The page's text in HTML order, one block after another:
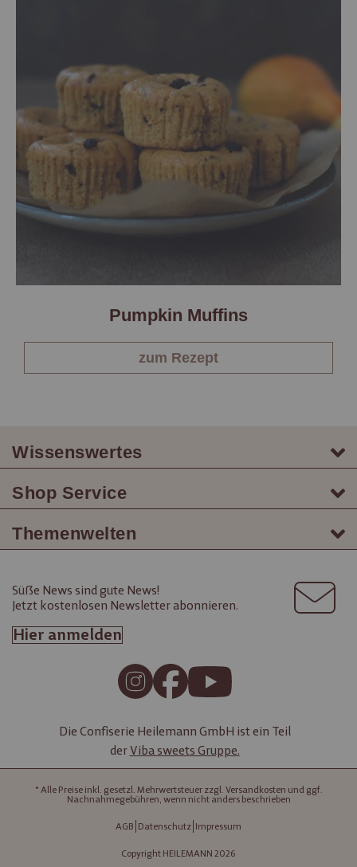
Pumpkin Muffins
zum Rezept
Wissenswertes
Shop Service
Themenwelten
Süße News sind gute News!
Jetzt kostenlosen Newsletter abonnieren.
Hier anmelden
Die Confiserie Heilemann GmbH ist ein Teil
derViba sweets Gruppe.
* Alle Preise inkl. gesetzl. Mehrwertsteuer zzgl. Versandkosten und ggf.
Nachnahmegebühren, wenn nicht anders beschrieben
AGB Datenschutz Impressum
Copyright HEILEMANN 2026